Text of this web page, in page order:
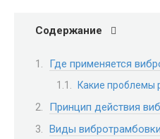
Содержание
Где применяется
Какие проблемы
Принцип действия
Виды вибротрамбовки